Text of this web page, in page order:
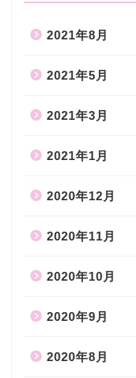
2021年8月
2021年5月
2021年3月
2021年1月
2020年12月
2020年11月
2020年10月
2020年9月
2020年8月